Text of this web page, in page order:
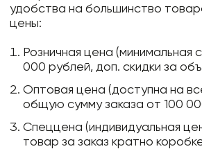
удобства на большинство
цены:
Розничная цена (минимальная
000 рублей, доп. скидки за
Оптовая цена (доступна на
общую сумму заказа от 100
Спеццена (индивидуальная
товар за заказ кратно